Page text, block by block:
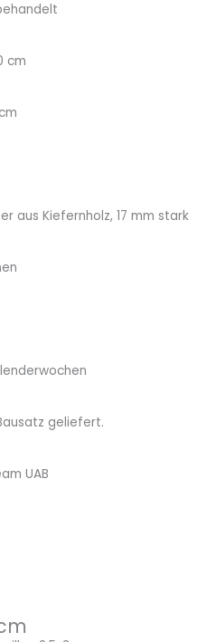
cm
aus Kiefernholz, 17 mm stark
geliefert.
UAB